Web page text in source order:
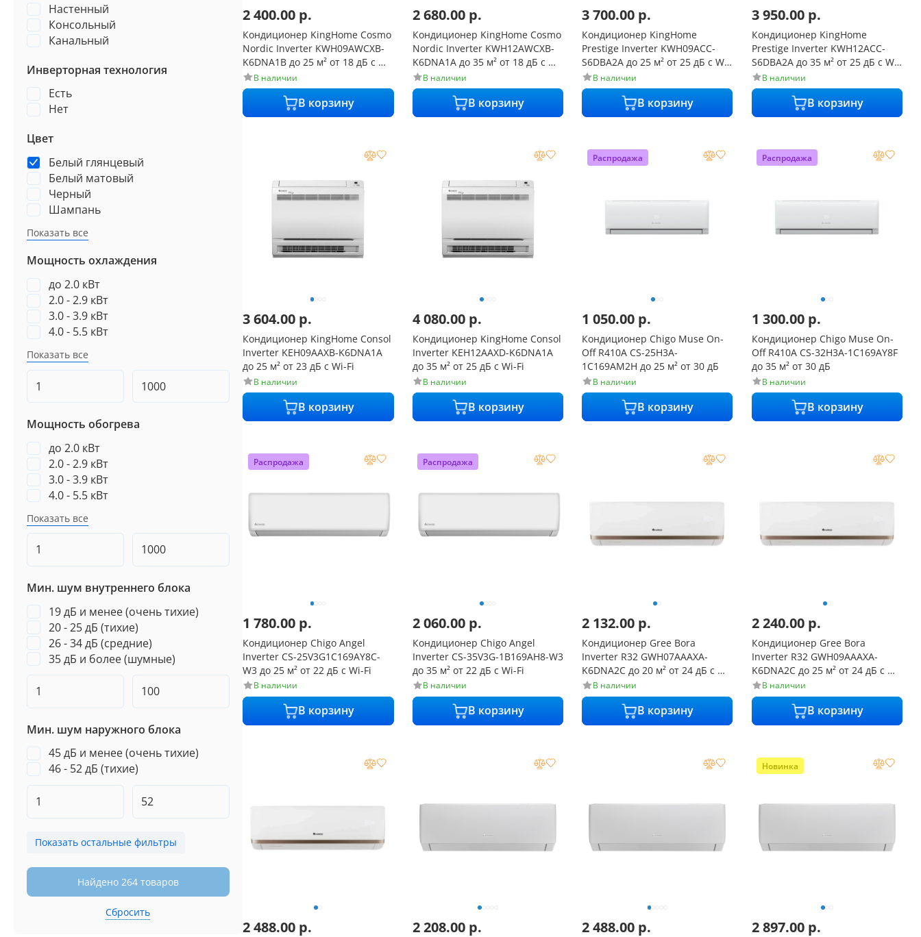
Настенный
Консольный
Канальный
Инверторная технология
Есть
Нет
Цвет
Белый глянцевый
Белый матовый
Черный
Шампань
Показать все
Мощность охлаждения
до 2.0 кВт
2.0 - 2.9 кВт
3.0 - 3.9 кВт
4.0 - 5.5 кВт
Показать все
Мощность обогрева
до 2.0 кВт
2.0 - 2.9 кВт
3.0 - 3.9 кВт
4.0 - 5.5 кВт
Показать все
Мин. шум внутреннего блока
19 дБ и менее (очень тихие)
20 - 25 дБ (тихие)
26 - 34 дБ (средние)
35 дБ и более (шумные)
Мин. шум наружного блока
45 дБ и менее (очень тихие)
46 - 52 дБ (тихие)
Показать остальные фильтры
Найдено 264 товаров
Сбросить
2 400.00 р.
Кондиционер KingHome Cosmo
Nordic Inverter KWH09AWCXB-
K6DNA1B до 25 м² от 18 дБ с Wi-
Fi В наличии
В корзину
2 680.00 р.
Кондиционер KingHome Cosmo
Nordic Inverter KWH12AWCXB-
K6DNA1А до 35 м² от 18 дБ с Wi-
Fi В наличии
В корзину
3 700.00 р.
Кондиционер KingHome
Prestige Inverter KWH09ACC-
S6DBA2A до 25 м² от 25 дБ с Wi-
Fi (тепловой насос)
В наличии
В корзину
3 950.00 р.
Кондиционер KingHome
Prestige Inverter KWH12ACC-
S6DBA2A до 35 м² от 25 дБ с Wi-
Fi (тепловой насос)
В наличии
В корзину
3 604.00 р.
Кондиционер KingHome Consol
Inverter KEH09AAXB-K6DNA1A
до 25 м² от 23 дБ с Wi-Fi
В наличии
В корзину
4 080.00 р.
Кондиционер KingHome Consol
Inverter KEH12AAXD-K6DNA1A
до 35 м² от 25 дБ с Wi-Fi
В наличии
В корзину
Распродажа
1 050.00 р.
Кондиционер Chigo Muse On-
Off R410A CS-25H3A-
1C169AM2H до 25 м² от 30 дБ
В наличии
В корзину
Распродажа
1 300.00 р.
Кондиционер Chigo Muse On-
Off R410A CS-32H3A-1C169AY8F
до 35 м² от 30 дБ
В наличии
В корзину
Распродажа
1 780.00 р.
Кондиционер Chigo Angel
Inverter CS-25V3G1C169AY8C-
W3 до 25 м² от 22 дБ c Wi-Fi
В наличии
В корзину
Распродажа
2 060.00 р.
Кондиционер Chigo Angel
Inverter CS-35V3G-1B169AH8-W3
до 35 м² от 22 дБ c Wi-Fi
В наличии
В корзину
2 132.00 р.
Кондиционер Gree Bora
Inverter R32 GWH07AAAXA-
K6DNA2C до 20 м² от 24 дБ с Wi-
Fi В наличии
В корзину
2 240.00 р.
Кондиционер Gree Bora
Inverter R32 GWH09AAAXA-
K6DNA2C до 25 м² от 24 дБ с Wi-
Fi В наличии
В корзину
2 488.00 р. 2 208.00 р. 2 488.00 р.
Новинка
2 897.00 р.